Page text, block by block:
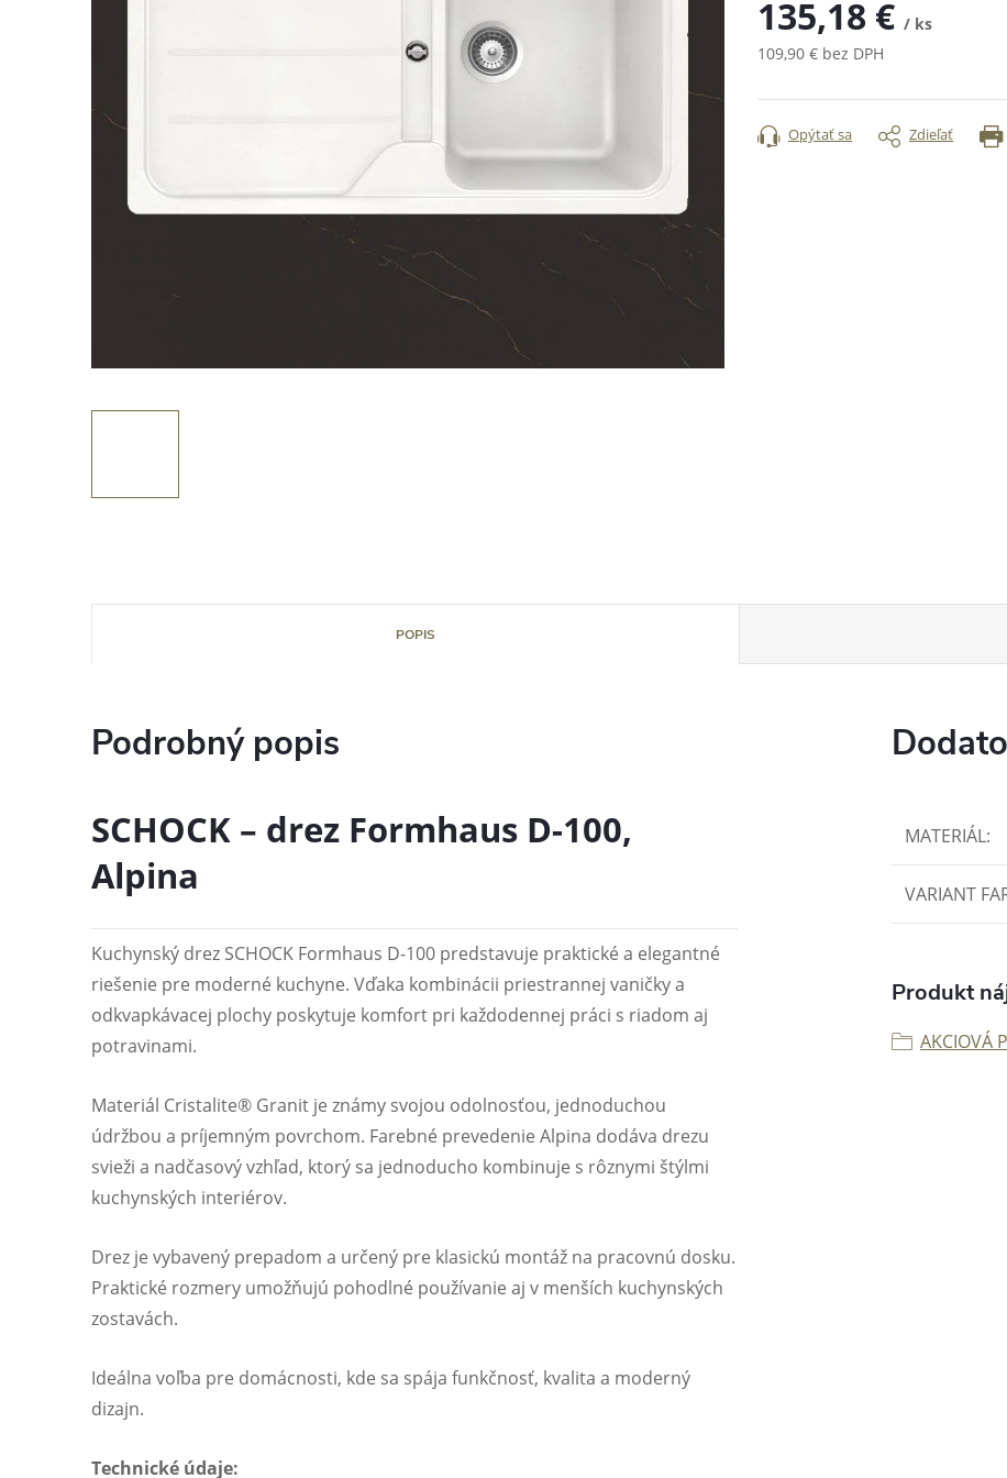
135,18 € / ks
109,90 € bez DPH
cena:
Opýtať sa Zdieľať
POPIS
Podrobný popis
SCHOCK – drez Formhaus D-100,
Alpina
Kuchynský drez SCHOCK Formhaus D-100 predstavuje praktické a elegantné
riešenie pre moderné kuchyne. Vďaka kombinácii priestrannej vaničky a
odkvapkávacej plochy poskytuje komfort pri každodennej práci s riadom aj
potravinami.
Materiál Cristalite® Granit je známy svojou odolnosťou, jednoduchou
údržbou a príjemným povrchom. Farebné prevedenie Alpina dodáva drezu
svieži a nadčasový vzhľad, ktorý sa jednoducho kombinuje s rôznymi štýlmi
kuchynských interiérov.
Drez je vybavený prepadom a určený pre klasickú montáž na pracovnú dosku.
Praktické rozmery umožňujú pohodlné používanie aj v menších kuchynských
zostavách.
Ideálna voľba pre domácnosti, kde sa spája funkčnosť, kvalita a moderný
dizajn.
Technické údaje:
MATERIÁL:
VARIANT
Produkt
AKCIOVÁ